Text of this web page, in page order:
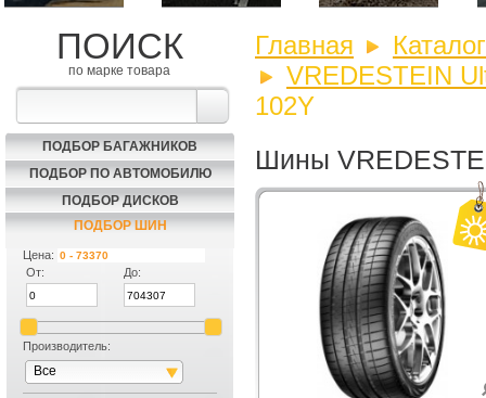
ПОИСК
по марке товара
ПОДБОР БАГАЖНИКОВ
ПОДБОР ПО АВТОМОБИЛЮ
ПОДБОР ДИСКОВ
ПОДБОР ШИН
Цена:
От:
До:
Производитель:
Все
Главная
VREDESTEIN
102Y
Шины